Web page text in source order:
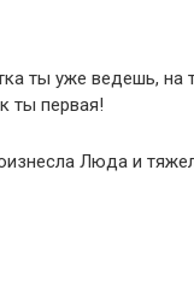
ты уже ведешь, на
ты первая!
Люда и